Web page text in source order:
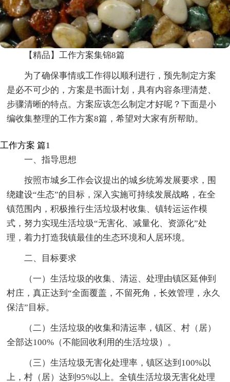
【精品】工作方案集锦8篇
为了确保事情或工作得以顺利进行，预先制定方案
是必不可少的，方案是书面计划，具有内容条理清楚、
步骤清晰的特点。方案应该怎么制定才好呢？下面是小
编收集整理的工作方案8篇，希望对大家有所帮助。
工作方案 篇1
一、指导思想
按照市城乡工作会议提出的城乡统筹发展要求，围
绕建设“生态”的目标，深入实施可持续发展战略，在全
镇范围内，积极推行生活垃圾村收集、镇转运运作模
式，努力实现生活垃圾“无害化、减量化、资源化”处
理，着力打造我镇最佳的生态环境和人居环境。
二、目标要求
（一）生活垃圾的收集、清运、处理由镇区延伸到
村庄，真正达到“全面覆盖，不留死角，长效管理，永久
保洁”目标。
（二）生活垃圾的收集和清运率，镇区、村（居）
全部达100%（不能回收利用的生活垃圾）。
（三）生活垃圾无害化处理率，镇区达到100%以
上，村（居）达到95%以上。全镇生活垃圾无害化处理